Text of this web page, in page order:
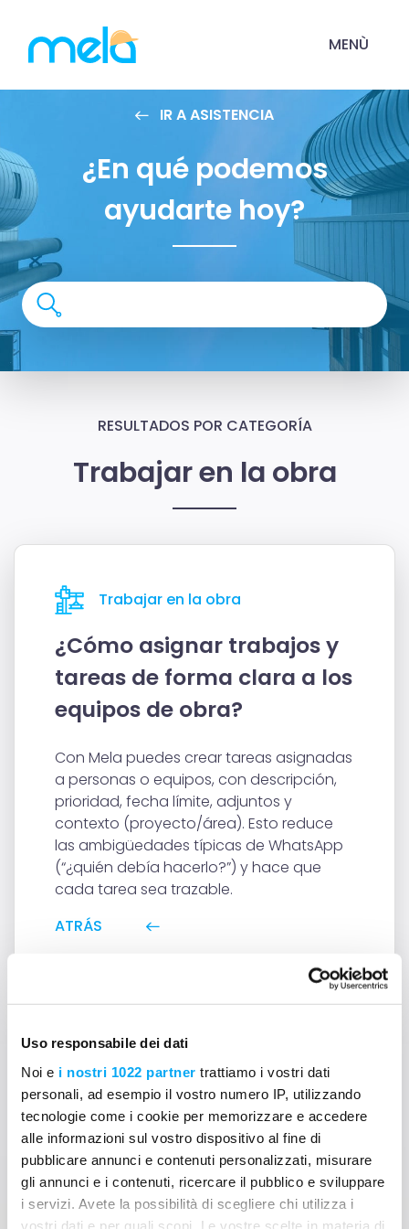
Uso responsabile dei dati
Noi e i nostri 1022 partner trattiamo i vostri dati
personali, ad esempio il vostro numero IP, utilizzando
tecnologie come i cookie per memorizzare e accedere
alle informazioni sul vostro dispositivo al fine di
pubblicare annunci e contenuti personalizzati, misurare
gli annunci e i contenuti, ricercare il pubblico e sviluppare
i servizi. Avete la possibilità di scegliere chi utilizza i
vostri dati e per quali scopi. Le vostre scelte in materia di
MENÙ
IR A ASISTENCIA
¿En qué podemos
ayudarte hoy?
RESULTADOS POR CATEGORÍA
Trabajar en la obra
Trabajar en la obra
¿Cómo asignar trabajos y
tareas de forma clara a los
equipos de obra?
Con Mela puedes crear tareas asignadas
a personas o equipos, con descripción,
prioridad, fecha límite, adjuntos y
contexto (proyecto/área). Esto reduce
las ambigüedades típicas de WhatsApp
(“¿quién debía hacerlo?”) y hace que
cada tarea sea trazable.
ATRÁS
¿No encuentras la
respuesta a tu pregunta?
Contáctanos